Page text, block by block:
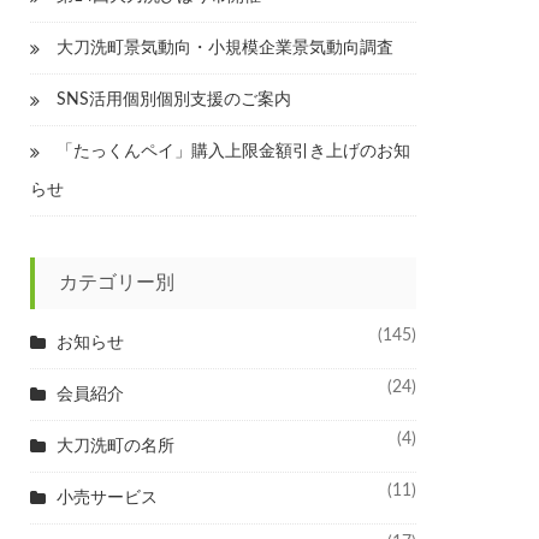
大刀洗町景気動向・小規模企業景気動向調査
SNS活用個別個別支援のご案内
「たっくんペイ」購入上限金額引き上げのお知
らせ
カテゴリー別
お知らせ (145)
会員紹介 (24)
大刀洗町の名所 (4)
小売サービス (11)